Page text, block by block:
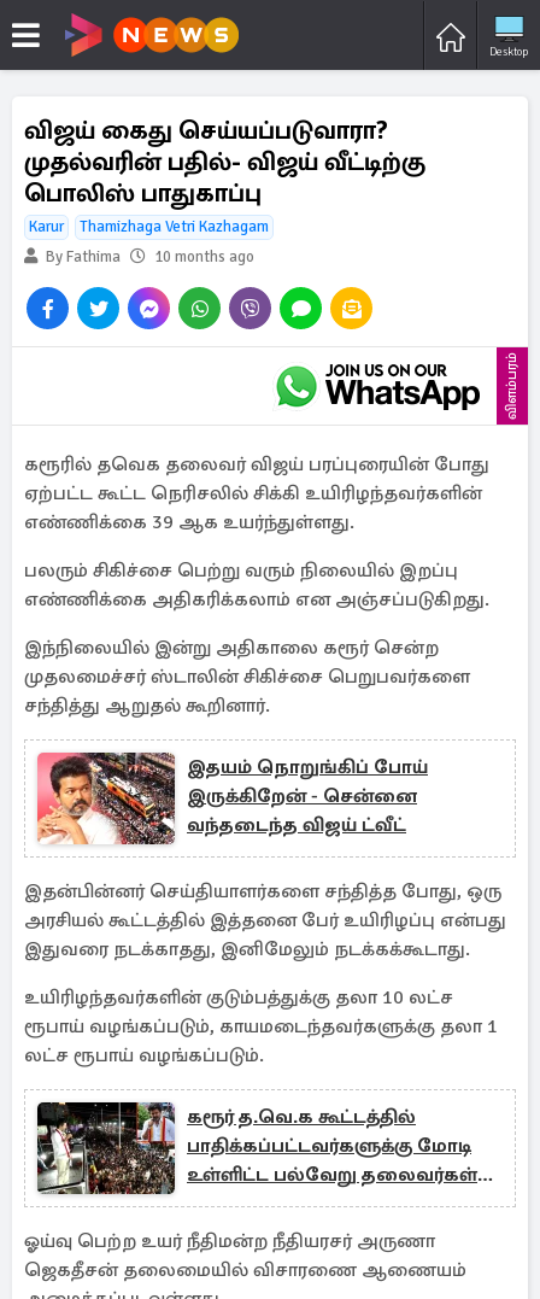
Desktop
விஜய் கைது செய்யப்படுவாரா?
முதல்வரின் பதில்- விஜய் வீட்டிற்கு
பொலிஸ் பாதுகாப்பு
Karur
Thamizhaga Vetri Kazhagam
By Fathima
10 months ago
விளம்பரம்
கரூரில் தவெக தலைவர் விஜய் பரப்புரையின் போது
ஏற்பட்ட கூட்ட நெரிசலில் சிக்கி உயிரிழந்தவர்களின்
எண்ணிக்கை 39 ஆக உயர்ந்துள்ளது.
பலரும் சிகிச்சை பெற்று வரும் நிலையில் இறப்பு
எண்ணிக்கை அதிகரிக்கலாம் என அஞ்சப்படுகிறது.
இந்நிலையில் இன்று அதிகாலை கரூர் சென்ற
முதலமைச்சர் ஸ்டாலின் சிகிச்சை பெறுபவர்களை
சந்தித்து ஆறுதல் கூறினார்.
இதயம் நொறுங்கிப் போய்
இருக்கிறேன் - சென்னை
வந்தடைந்த விஜய் ட்வீட்
இதன்பின்னர் செய்தியாளர்களை சந்தித்த போது, ஒரு
அரசியல் கூட்டத்தில் இத்தனை பேர் உயிரிழப்பு என்பது
இதுவரை நடக்காதது, இனிமேலும் நடக்கக்கூடாது.
உயிரிழந்தவர்களின் குடும்பத்துக்கு தலா 10 லட்ச
ரூபாய் வழங்கப்படும், காயமடைந்தவர்களுக்கு தலா 1
லட்ச ரூபாய் வழங்கப்படும்.
கரூர் த.வெ.க கூட்டத்தில்
பாதிக்கப்பட்டவர்களுக்கு மோடி
உள்ளிட்ட பல்வேறு தலைவர்கள்
இரங்கல்
ஓய்வு பெற்ற உயர் நீதிமன்ற நீதியரசர் அருணா
ஜெகதீசன் தலைமையில் விசாரணை ஆணையம்